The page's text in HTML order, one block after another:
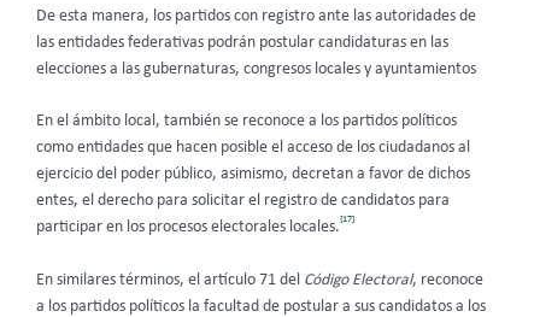
De esta manera, los partidos con registro ante las autoridades de
las entidades federativas podrán postular candidaturas en las
elecciones a las gubernaturas, congresos locales y ayuntamientos
En el ámbito local, también se reconoce a los partidos políticos
como entidades que hacen posible el acceso de los ciudadanos al
ejercicio del poder público, asimismo, decretan a favor de dichos
entes, el derecho para solicitar el registro de candidatos para
participar en los procesos electorales locales.
[17]
En similares términos, el artículo 71 del Código Electoral, reconoce
a los partidos políticos la facultad de postular a sus candidatos a los